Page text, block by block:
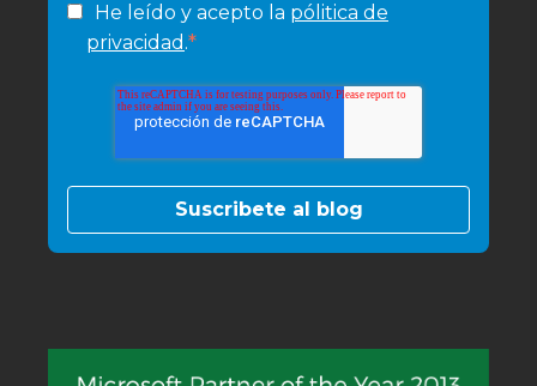
He leído y acepto la pólitica de
privacidad .*